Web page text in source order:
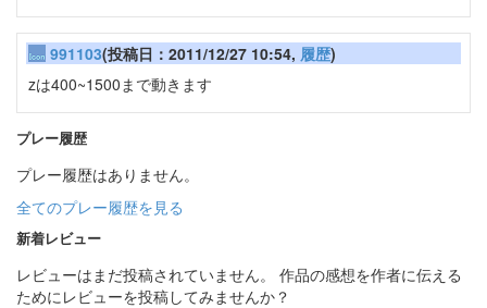
991103(投稿日：2011/12/27 10:54, 履歴)
zは400~1500まで動きます
プレー履歴
プレー履歴はありません。
全てのプレー履歴を見る
新着レビュー
レビューはまだ投稿されていません。 作品の感想を作者に伝える
ためにレビューを投稿してみませんか？